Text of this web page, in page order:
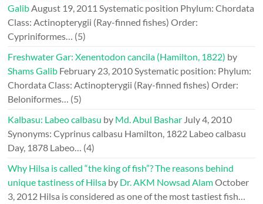
GalibAugust 19, 2011 Systematic position Phylum: Chordata
Class: Actinopterygii (Ray-finned fishes) Order:
Cypriniformes… (5)
Freshwater Gar: Xenentodon cancila (Hamilton, 1822) by
Shams Galib February 23, 2010Systematic position: Phylum:
Chordata Class: Actinopterygii (Ray-finned fishes) Order:
Beloniformes… (5)
Kalbasu: Labeo calbasu by Md. Abul Bashar July 4, 2010
Synonyms: Cyprinus calbasu Hamilton, 1822 Labeo calbasu
Day, 1878 Labeo… (4)
Why Hilsa is called “the king of fish”? The reasons behind
unique tastiness of Hilsa by Dr. AKM Nowsad AlamOctober
3, 2012 Hilsa is considered as one of the most tastiest fish…